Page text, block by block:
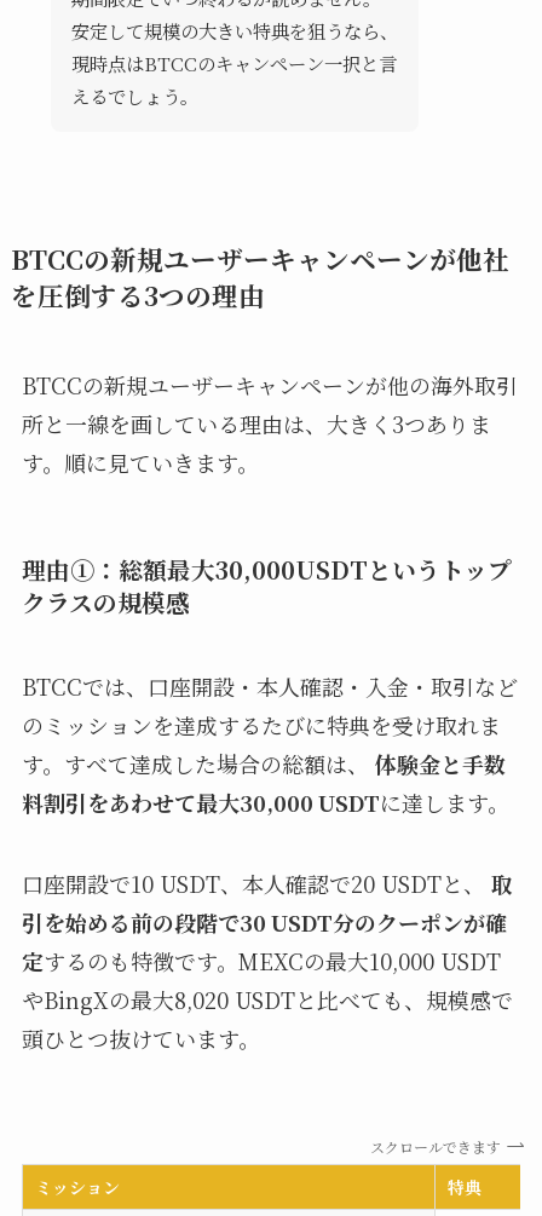
安定して規模の大きい特典を狙うなら、
現時点はBTCCのキャンペーン一択と言
えるでしょう。
BTCCの新規ユーザーキャンペーンが他社
を圧倒する3つの理由
BTCCの新規ユーザーキャンペーンが他の海外取引
所と一線を画している理由は、大きく3つありま
す。順に見ていきます。
理由①：総額最大30,000USDTというトップ
クラスの規模感
BTCCでは、口座開設・本人確認・入金・取引など
のミッションを達成するたびに特典を受け取れま
す。すべて達成した場合の総額は、 体験金と手数
料割引をあわせて最大30,000 USDTに達します。
口座開設で10 USDT、本人確認で20 USDTと、 取
引を始める前の段階で30 USDT分のクーポンが確
定するのも特徴です。MEXCの最大10,000 USDT
やBingXの最大8,020 USDTと比べても、規模感で
頭ひとつ抜けています。
スクロールできます
ミッション
特典